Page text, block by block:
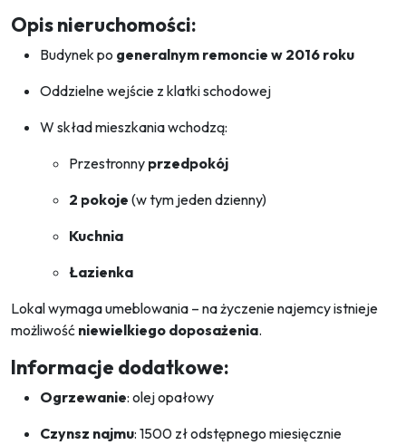
Opis nieruchomości:
Budynek po generalnym remoncie w 2016 roku
Oddzielne wejście z klatki schodowej
W skład mieszkania wchodzą:
Przestronny przedpokój
2 pokoje (w tym jeden dzienny)
Kuchnia
Łazienka
Lokal wymaga umeblowania – na życzenie najemcy istnieje
możliwość niewielkiego doposażenia.
Informacje dodatkowe:
Ogrzewanie: olej opałowy
Czynsz najmu: 1500 zł odstępnego miesięcznie